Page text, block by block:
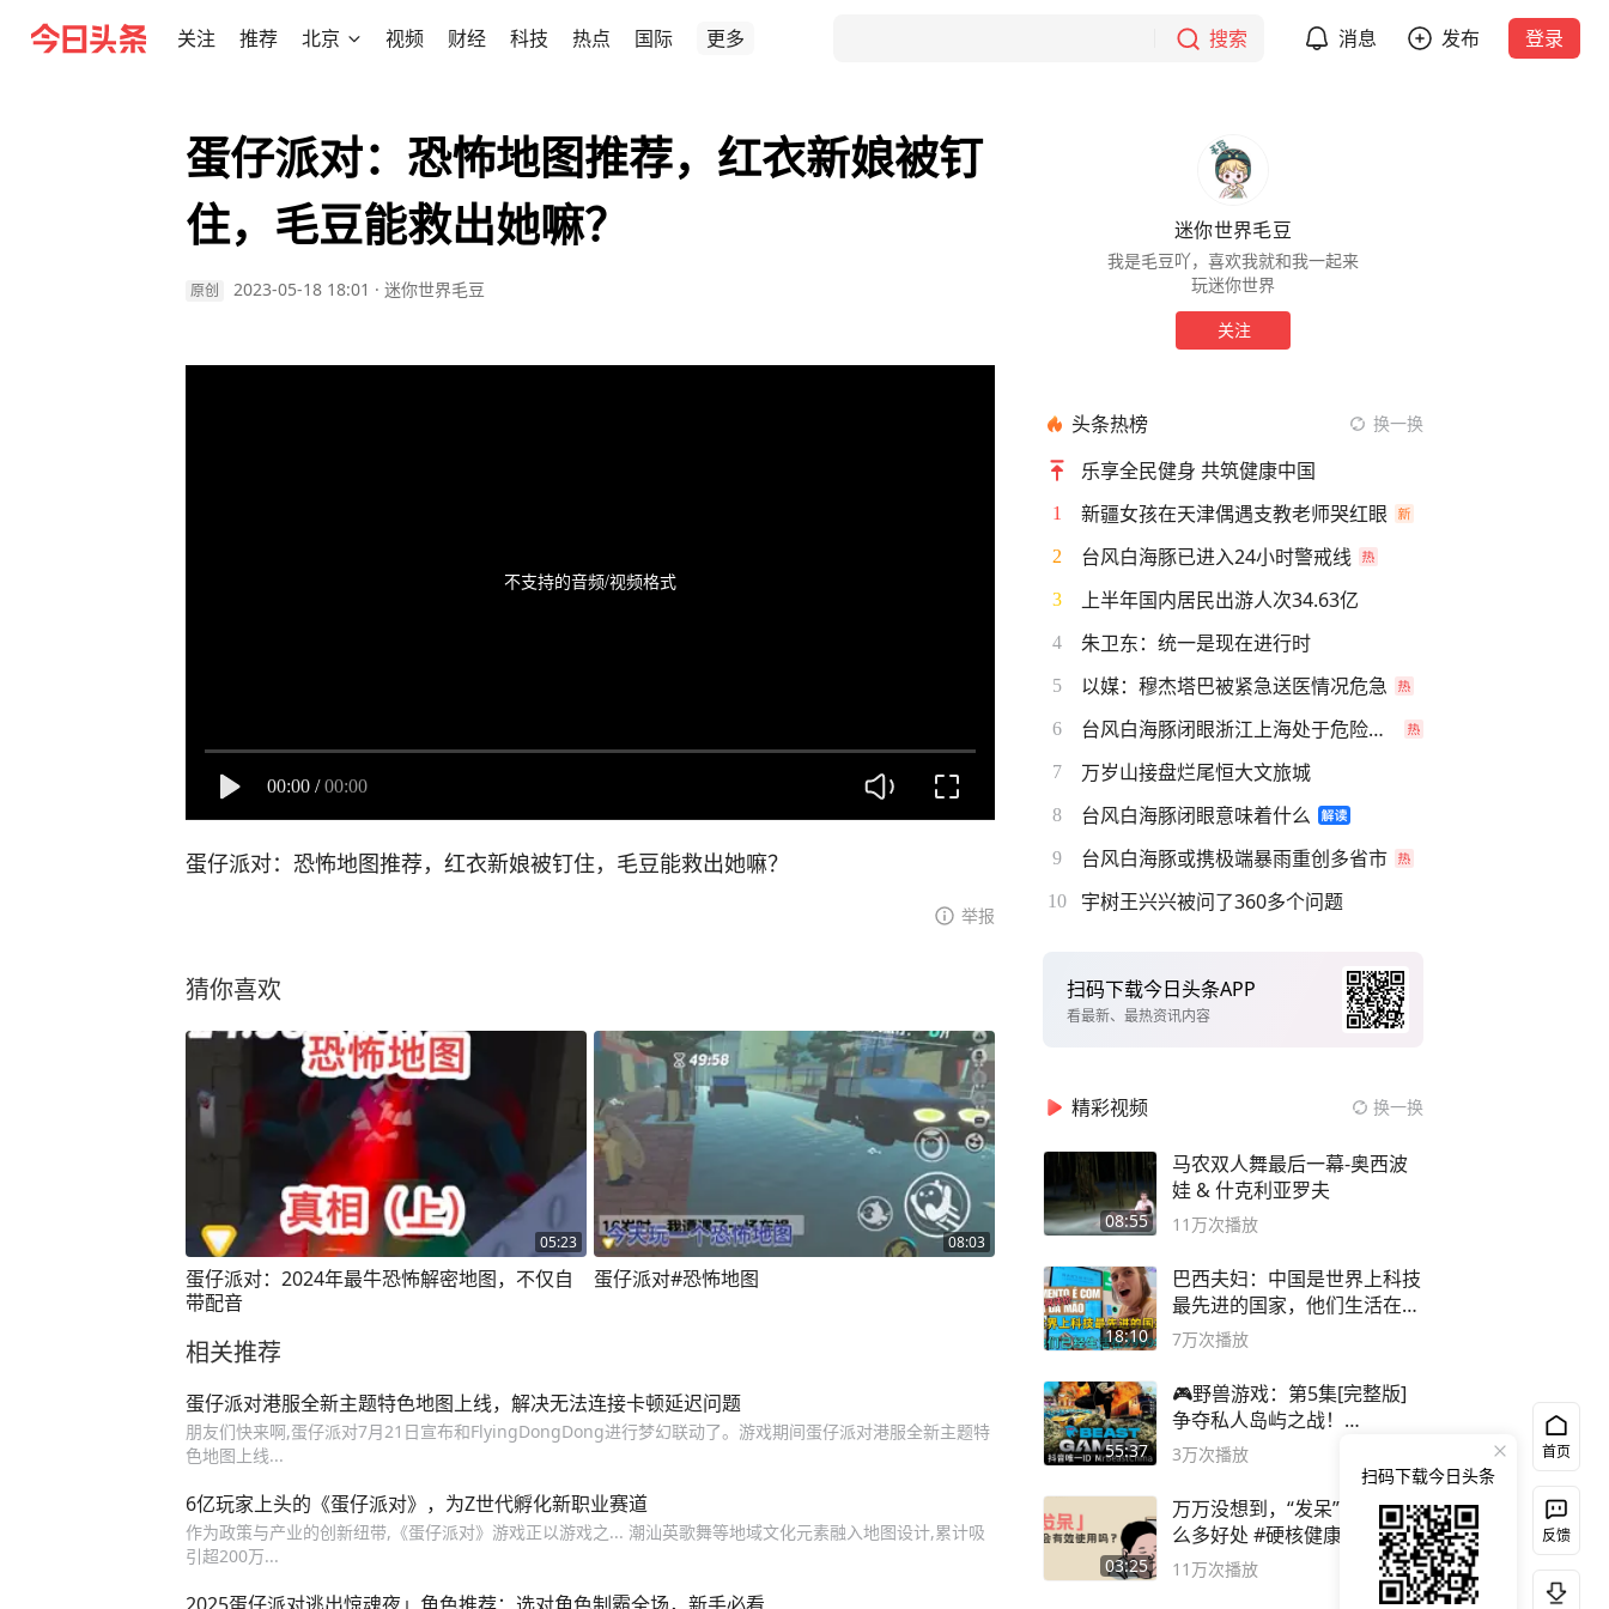
关注 推荐 北京 视频 财经 科技 热点 国际 更多 搜索 消息 发布 登录
蛋仔派对：恐怖地图推荐，红衣新娘被钉
住，毛豆能救出她嘛？
原创 2023-05-18 18:01 · 迷你世界毛豆
不支持的音频/视频格式
00:00 / 00:00
蛋仔派对：恐怖地图推荐，红衣新娘被钉住，毛豆能救出她嘛？
举报
猜你喜欢
05:23
蛋仔派对：2024年最牛恐怖解密地图，不仅自
带配音
08:03
蛋仔派对#恐怖地图
相关推荐
蛋仔派对港服全新主题特色地图上线，解决无法连接卡顿延迟问题
朋友们快来啊,蛋仔派对7月21日宣布和FlyingDongDong进行梦幻联动了。游戏期间蛋仔派对港服全新主题特
色地图上线...
6亿玩家上头的《蛋仔派对》，为Z世代孵化新职业赛道
作为政策与产业的创新纽带,《蛋仔派对》游戏正以游戏之... 潮汕英歌舞等地域文化元素融入地图设计,累计吸
引超200万...
迷你世界毛豆
我是毛豆吖，喜欢我就和我一起来
玩迷你世界
关注
头条热榜 换一换
乐享全民健身 共筑健康中国
1 新疆女孩在天津偶遇支教老师哭红眼
2 台风白海豚已进入24小时警戒线
3 上半年国内居民出游人次34.63亿
4 朱卫东：统一是现在进行时
5 以媒：穆杰塔巴被紧急送医情况危急
6 台风白海豚闭眼浙江上海处于危险半圆
7 万岁山接盘烂尾恒大文旅城
8 台风白海豚闭眼意味着什么
9 台风白海豚或携极端暴雨重创多省市
10 宇树王兴兴被问了360多个问题
扫码下载今日头条APP
看最新、最热资讯内容
精彩视频 换一换
08:55
马农双人舞最后一幕-奥西波
娃 & 什克利亚罗夫
11万次播放
18:10
巴西夫妇：中国是世界上科技
最先进的国家，他们生活在
2999年
7万次播放
55:37
🎮野兽游戏：第5集[完整版]
争夺私人岛屿之战！
#MrBeastChina
3万次播放
03:25
万万没想到，“发呆”居然有这
么多好处 #硬核健康科普行动
11万次播放
首页
反馈
扫码下载今日头条